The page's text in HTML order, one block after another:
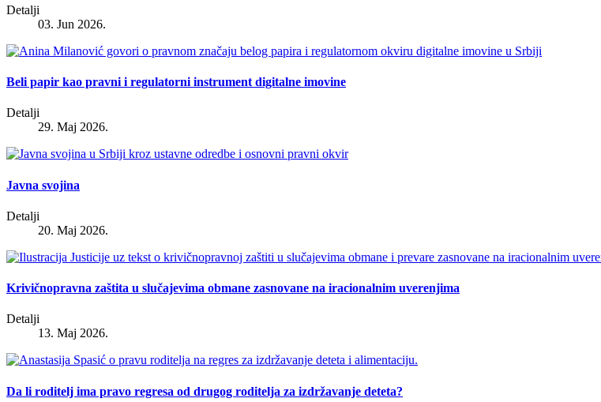
Detalji
03. Jun 2026.
Beli papir kao pravni i regulatorni instrument digitalne imovine
Detalji
29. Maj 2026.
Javna svojina
Detalji
20. Maj 2026.
Krivičnopravna zaštita u slučajevima obmane zasnovane na iracionalnim uverenjima
Detalji
13. Maj 2026.
Da li roditelj ima pravo regresa od drugog roditelja za izdržavanje deteta?